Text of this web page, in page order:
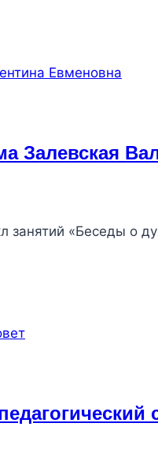
Залевская
занятий «Беседы о